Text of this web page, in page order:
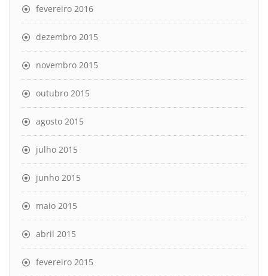
fevereiro 2016
dezembro 2015
novembro 2015
outubro 2015
agosto 2015
julho 2015
junho 2015
maio 2015
abril 2015
fevereiro 2015